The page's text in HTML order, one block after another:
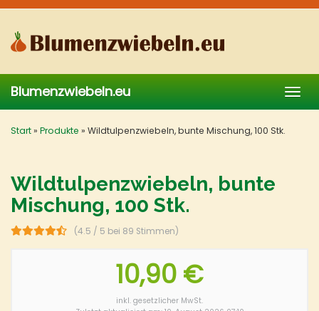
Skip
main
content
Blumenzwiebeln.eu
Start» Produkte » Wildtulpenzwiebeln, bunte Mischung, 100 Stk.
Wildtulpenzwiebeln, bunte
Mischung, 100 Stk.
(4.5 / 5 bei 89 Stimmen)
10,90 €
inkl. gesetzlicher MwSt.